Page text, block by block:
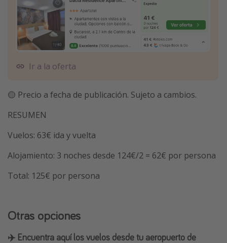
Ir a la oferta
🟡 Precio a fecha de publicación. Sujeto a cambios.
RESUMEN
Vuelos: 63€ ida y vuelta
Alojamiento: 3 noches desde 124€/2 = 62€ por persona
Total: 125€ por persona
Otras opciones
✈️ Encuentra aquí los vuelos desde tu aeropuerto de